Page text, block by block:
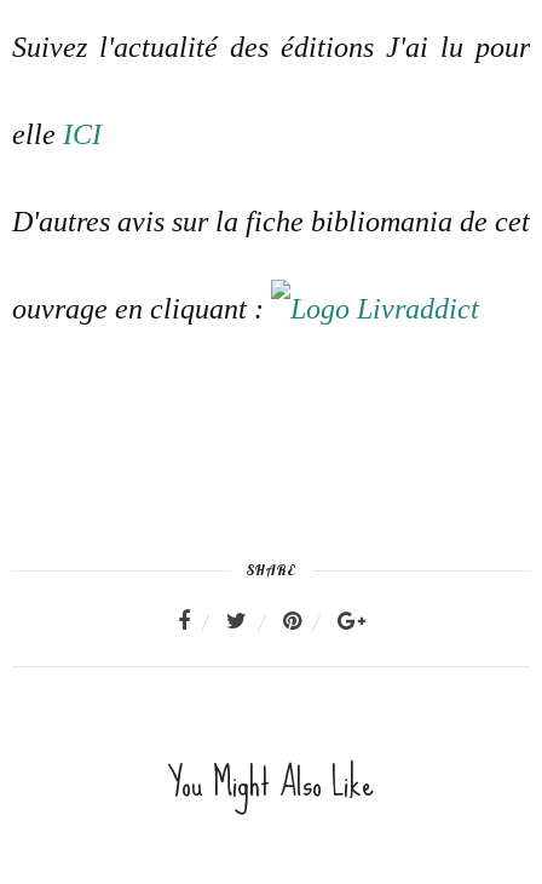
Suivez l'actualité des éditions J'ai lu pour
elle ICI
D'autres avis sur la fiche bibliomania de cet
ouvrage en cliquant :
SHARE
You Might Also Like